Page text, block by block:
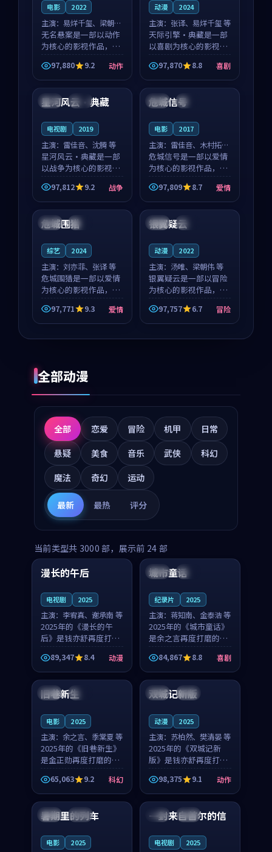
电影 2022
主演： 易烊千玺、梁朝伟
等
无名悬案是一部以动作
为核心的影视作品，围
绕危机、反转与人物成
长展开，整体节奏紧
凑，值得推荐观看。
97,880 9.2 动作
动漫 2024
主演： 张译、易烊千玺 等
天际引擎·典藏是一部
以喜剧为核心的影视作
品，围绕危机、反转与
人物成长展开，整体节
奏紧凑，值得推荐观
看。
97,870 8.8 喜剧
美国 独播
星河风云·典藏
电视剧 2019
主演： 雷佳音、沈腾 等
星河风云·典藏是一部
以战争为核心的影视作
品，围绕危机、反转与
人物成长展开，整体节
奏紧凑，值得推荐观
看。
97,812 9.2 战争
美国 热播
危城信号
电影 2017
主演： 雷佳音、木村拓哉
等
危城信号是一部以爱情
为核心的影视作品，围
绕危机、反转与人物成
长展开，整体节奏紧
凑，值得推荐观看。
97,809 8.7 爱情
日本 高分
危城围猎
综艺 2024
主演： 刘亦菲、张译 等
危城围猎是一部以爱情
为核心的影视作品，围
绕危机、反转与人物成
长展开，整体节奏紧
凑，值得推荐观看。
97,771 9.3 爱情
泰国 杜比
银翼疑云
动漫 2022
主演： 汤唯、梁朝伟 等
银翼疑云是一部以冒险
为核心的影视作品，围
绕危机、反转与人物成
长展开，整体节奏紧
凑，值得推荐观看。
97,757 6.7 冒险
全部动漫
全部 恋爱 冒险 机甲
日常
悬疑
美食 音乐 武侠
科幻
魔法
奇幻 运动
最新 最热 评分
当前类型共 3000 部，展示前 24 部
中国 高分
99:16
漫长的午后
电视剧 2025
主演： 李宥真、谢承南 等
2025年的《漫长的午
后》是钱亦舒再度打磨
的动漫佳作。中国大陆
的取景与海岛日常的氛
围相互成就，李宥真与
谢承南的对手戏自然克
制，让整部影片在悬念
89,347 8.4 动漫
美国 院线
城市童话
纪录片 2025
主演： 蒋知南、金泰浩 等
2025年的《城市童话》
是余之言再度打磨的喜
剧佳作。美国的取景与
历史战争的氛围相互成
就，蒋知南与金泰浩的
对手戏自然克制，让整
部影片在悬念与温度
84,867 8.8 喜剧
英国 完结
旧巷新生
电影 2025
主演： 余之言、季棠夏 等
2025年的《旧巷新生》
是金正勋再度打磨的科
幻佳作。英国的取景与
雨夜物语的氛围相互成
就，余之言与季棠夏的
对手戏自然克制，让整
部影片在悬念与温度
65,063 9.2 科幻
中国 独播
双城记新版
动漫 2025
主演： 苏柏然、樊清晏 等
2025年的《双城记新
版》是钱亦舒再度打磨
的动作佳作。中国大陆
的取景与沙漠探险的氛
围相互成就，苏柏然与
樊清晏的对手戏自然克
制，让整部影片在悬念
98,375 9.1 动作
中国 杜比
暑期里的列车
电影 2025
韩国 热播
一封来自首尔的信
电视剧 2025